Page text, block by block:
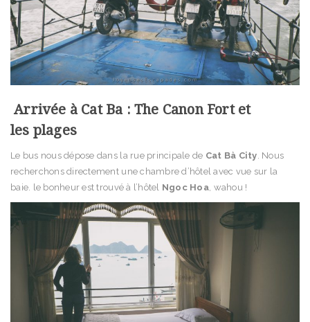
Arrivée à Cat Ba : The Canon Fort et
les plages
Le bus nous dépose dans la rue principale de Cat Bà City. Nous
recherchons directement une chambre d’hôtel avec vue sur la
baie. le bonheur est trouvé à l’hôtel Ngoc Hoa, wahou !